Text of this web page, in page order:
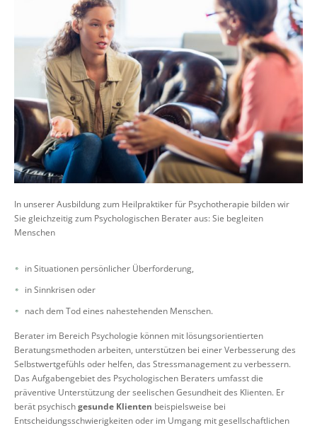
In unserer Ausbildung zum Heilpraktiker für Psychotherapie bilden wir
Sie gleichzeitig zum Psychologischen Berater aus: Sie begleiten
Menschen
in Situationen persönlicher Überforderung,
in Sinnkrisen oder
nach dem Tod eines nahestehenden Menschen.
Berater im Bereich Psychologie können mit lösungsorientierten
Beratungsmethoden arbeiten, unterstützen bei einer Verbesserung des
Selbstwertgefühls oder helfen, das Stressmanagement zu verbessern.
Das Aufgabengebiet des Psychologischen Beraters umfasst die
präventive Unterstützung der seelischen Gesundheit des Klienten. Er
berät psychischgesunde Klienten beispielsweise bei
Entscheidungsschwierigkeiten oder im Umgang mit gesellschaftlichen